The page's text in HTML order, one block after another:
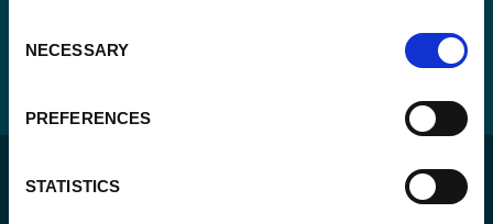
Selection
NECESSARY
PREFERENCES
STATISTICS